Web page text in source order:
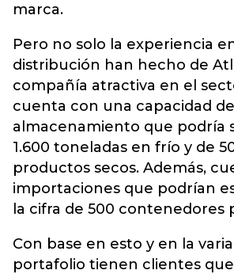
marca.
Pero no solo la experiencia
distribución han hecho de
compañía atractiva en el
cuenta con una capacidad de
almacenamiento que podría
1.600 toneladas en frío y de
productos secos. Además,
importaciones que podrían
la cifra de 500 contenedores
Con base en esto y en la
portafolio tienen clientes